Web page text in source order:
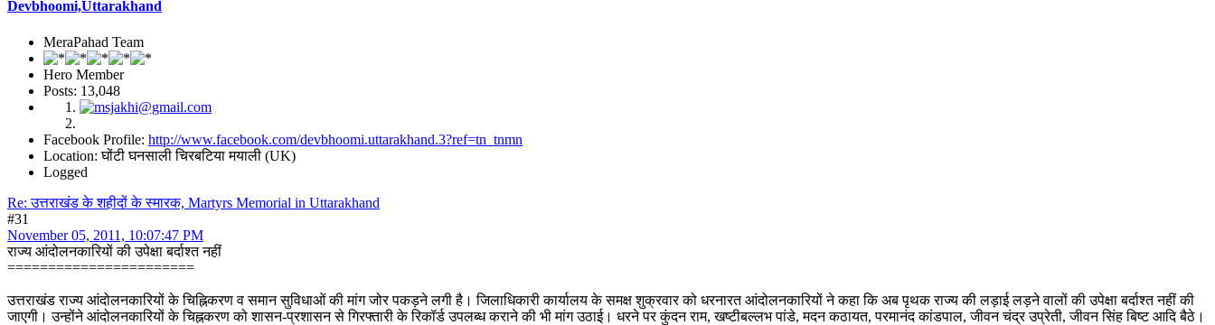
Devbhoomi,Uttarakhand
MeraPahad Team
Hero Member
Posts: 13,048
Facebook Profile: http://www.facebook.com/devbhoomi.uttarakhand.3?ref=tn_tnmn
Location: घोंटी घनसाली चिरबटिया मयाली (UK)
Logged
Re: उत्तराखंड के शहीदों के स्मारक, Martyrs Memorial in Uttarakhand
#31
November 05, 2011, 10:07:47 PM
राज्य आंदोलनकारियों की उपेक्षा बर्दाश्त नहीं
=======================
उत्तराखंड राज्य आंदोलनकारियों के चिह्निकरण व समान सुविधाओं की मांग जोर पकड़ने लगी है। जिलाधिकारी कार्यालय के समक्ष शुक्रवार को धरनारत आंदोलनकारियों ने कहा कि अब पृथक राज्य की लड़ाई लड़ने वालों की उपेक्षा बर्दाश्त नहीं की
जाएगी। उन्होंने आंदोलनकारियों के चिह्नकरण को शासन-प्रशासन से गिरफ्तारी के रिकॉर्ड उपलब्ध कराने की भी मांग उठाई। धरने पर कुंदन राम, खष्टीबल्लभ पांडे, मदन कठायत, परमानंद कांडपाल, जीवन चंद्र उप्रेती, जीवन सिंह बिष्ट आदि बैठे।